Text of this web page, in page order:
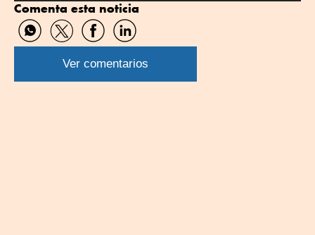
Comenta esta noticia
Compartir
por
WhatsApp
Compartir
por
Twitter
Compartir
por
Facebook
Compartir
por
Linkedin
Ver comentarios